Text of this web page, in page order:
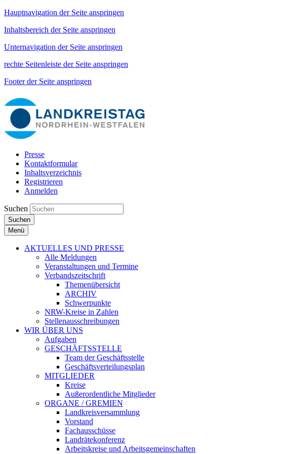
Hauptnavigation der Seite anspringen
Inhaltsbereich der Seite anspringen
Unternavigation der Seite anspringen
rechte Seitenleiste der Seite anspringen
Footer der Seite anspringen
Presse
Kontaktformular
Inhaltsverzeichnis
Registrieren
Anmelden
Suchen
Suchen
Menü
AKTUELLES UND PRESSE
Alle Meldungen
Veranstaltungen und Termine
Verbandszeitschrift
Themenübersicht
ARCHIV
Schwerpunkte
NRW-Kreise in Zahlen
Stellenausschreibungen
WIR ÜBER UNS
Aufgaben
GESCHÄFTSSTELLE
Team der Geschäftsstelle
Geschäftsverteilungsplan
MITGLIEDER
Kreise
Außerordentliche Mitglieder
ORGANE / GREMIEN
Landkreisversammlung
Vorstand
Fachausschüsse
Landrätekonferenz
Arbeitskreise und Arbeitsgemeinschaften